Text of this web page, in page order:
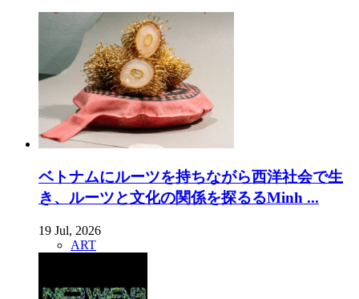
ベトナムにルーツを持ちながら西洋社会で生
き、ルーツと文化の関係を探るるMinh ...
19 Jul, 2026
ART